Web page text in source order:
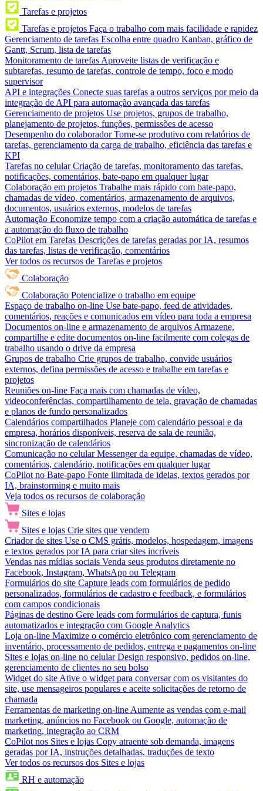
Tarefas e projetos
Tarefas e projetos Faça o trabalho com mais facilidade e rapidez
Gerenciamento de tarefas Escolha entre quadro Kanban, gráfico de
Gantt, Scrum, lista de tarefas
Monitoramento de tarefas Aproveite listas de verificação e
subtarefas, resumo de tarefas, controle de tempo, foco e modo
supervisor
API e integrações Conecte suas tarefas a outros serviços por meio da
integração de API para automação avançada das tarefas
Gerenciamento de projetos Use projetos, grupos de trabalho,
planejamento de projetos, funções, permissões de acesso
Desempenho do colaborador Torne-se produtivo com relatórios de
tarefas, gerenciamento da carga de trabalho, eficiência das tarefas e
KPI
Tarefas no celular Criação de tarefas, monitoramento das tarefas,
notificações, comentários, bate-papo em qualquer lugar
Colaboração em projetos Trabalhe mais rápido com bate-papo,
chamadas de vídeo, comentários, armazenamento de arquivos,
documentos, usuários externos, modelos de tarefas
Automação Economize tempo com a criação automática de tarefas e
a automação do fluxo de trabalho
CoPilot em Tarefas Descrições de tarefas geradas por IA, resumos
das tarefas, listas de verificação, comentários
Ver todos os recursos de Tarefas e projetos
Colaboração
Colaboração Potencialize o trabalho em equipe
Espaço de trabalho on-line Use bate-papo, feed de atividades,
comentários, reações e comunicados em vídeo para toda a empresa
Documentos on-line e armazenamento de arquivos Armazene,
compartilhe e edite documentos on-line facilmente com colegas de
trabalho usando o drive da empresa
Grupos de trabalho Crie grupos de trabalho, convide usuários
externos, defina permissões de acesso e trabalhe em tarefas e
projetos
Reuniões on-line Faça mais com chamadas de vídeo,
videoconferências, compartilhamento de tela, gravação de chamadas
e planos de fundo personalizados
Calendários compartilhados Planeje com calendário pessoal e da
empresa, horários disponíveis, reserva de sala de reunião,
sincronização de calendários
Comunicação no celular Messenger da equipe, chamadas de vídeo,
comentários, calendário, notificações em qualquer lugar
CoPilot no Bate-papo Fonte ilimitada de ideias, textos gerados por
IA, brainstorming e muito mais
Veja todos os recursos de colaboração
Sites e lojas
Sites e lojas Crie sites que vendem
Criador de sites Use o CMS grátis, modelos, hospedagem, imagens
e textos gerados por IA para criar sites incríveis
Vendas nas mídias sociais Venda seus produtos diretamente no
Facebook, Instagram, WhatsApp ou Telegram
Formulários do site Capture leads com formulários de pedido
personalizados, formulários de cadastro e feedback, e formulários
com campos condicionais
Páginas de destino Gere leads com formulários de captura, funis
automatizados e integração com Google Analytics
Loja on-line Maximize o comércio eletrônico com gerenciamento de
inventário, processamento de pedidos, entrega e pagamentos on-line
Sites e lojas on-line no celular Design responsivo, pedidos on-line,
gerenciamento de clientes no seu bolso
Widget do site Ative o widget para conversar com os visitantes do
site, use mensageiros populares e aceite solicitações de retorno de
chamada
Ferramentas de marketing on-line Aumente as vendas com e-mail
marketing, anúncios no Facebook ou Google, automação de
marketing, integração ao CRM
CoPilot nos Sites e lojas Copy atraente sob demanda, imagens
geradas por IA, instruções detalhadas, traduções de texto
Ver todos os recursos dos Sites e lojas
RH e automação